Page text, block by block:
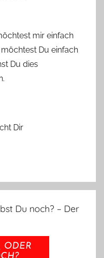
mir einfach
Du einfach
Du dies
Dir
Du noch? – Der